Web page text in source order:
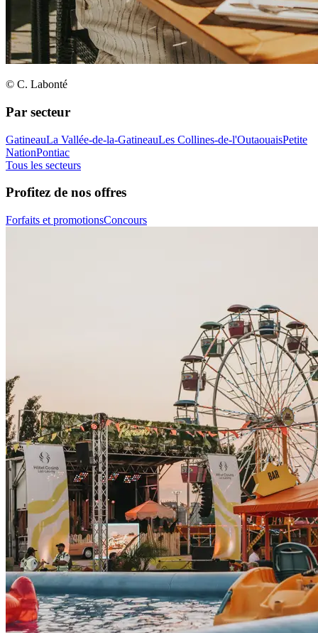
© C. Labonté
Par secteur
GatineauLa Vallée-de-la-GatineauLes Collines-de-l'OutaouaisPetite
NationPontiac
Tous les secteurs
Profitez de nos offres
Forfaits et promotionsConcours